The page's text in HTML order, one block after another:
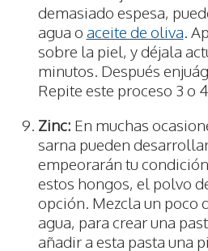
demasiado espesa,
agua o aceite de oliva.
sobre la piel, y déjala
minutos. Después
Repite este proceso 3 o
Zinc: En muchas
sarna pueden
empeorarán tu
estos hongos, el polvo
opción. Mezcla un poco
agua, para crear una
añadir a esta pasta una